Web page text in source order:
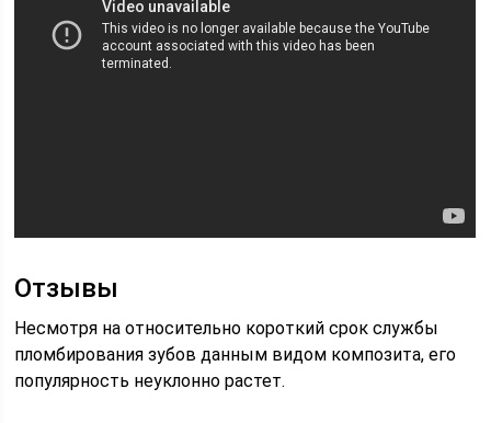
Отзывы
Несмотря на относительно короткий срок службы
пломбирования зубов данным видом композита, его
популярность неуклонно растет.